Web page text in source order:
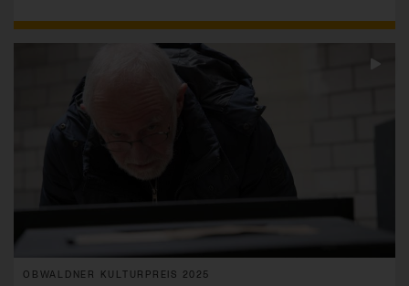
OBWALDNER KULTURPREIS 2025